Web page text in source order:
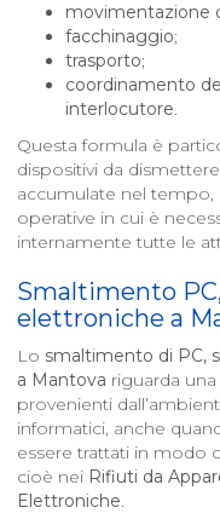
movimentazione
facchinaggio;
trasporto;
coordinamento
interlocutore.
Questa formula è
dispositivi da
accumulate nel tempo,
operative in cui è
internamente tutte le
Smaltimento
elettroniche a
Lo smaltimento di PC,
a Mantova riguarda
provenienti
informatici, anche
essere trattati in modo
cioè nei Rifiuti da
Elettroniche.